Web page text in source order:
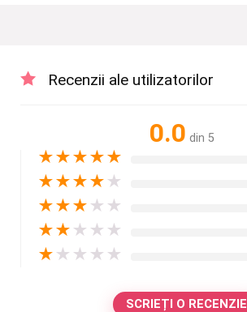
Recenzii ale utilizatorilor
0.0 din 5
★★★★★
★★★★ ★
★★★ ★ ★
★★ ★ ★ ★
★ ★ ★ ★ ★
SCRIEȚI O RECENZIE